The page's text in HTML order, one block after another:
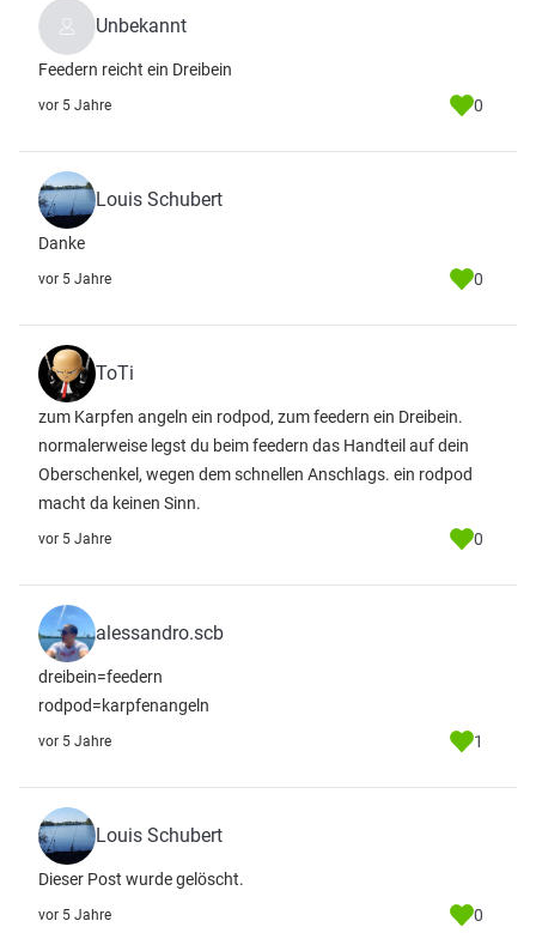
Unbekannt
Feedern reicht ein Dreibein
vor 5 Jahre 0
Louis Schubert
Danke
vor 5 Jahre 0
ToTi
zum Karpfen angeln ein rodpod, zum feedern ein Dreibein.
normalerweise legst du beim feedern das Handteil auf dein
Oberschenkel, wegen dem schnellen Anschlags. ein rodpod
macht da keinen Sinn.
vor 5 Jahre 0
alessandro.scb
dreibein=feedern
rodpod=karpfenangeln
vor 5 Jahre 1
Louis Schubert
Dieser Post wurde gelöscht.
vor 5 Jahre 0